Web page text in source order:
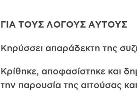
ΓΙΑ ΤΟΥΣ ΛΟΓΟΥΣ ΑΥΤΟΥΣ
Κηρύσσει απαράδεκτη της
Κρίθηκε, αποφασίστηκε και
την παρουσία της αιτούσας